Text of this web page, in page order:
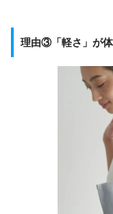
理由③「軽さ」が